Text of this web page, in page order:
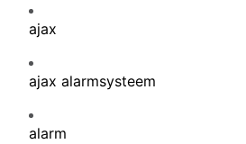
ajax
ajax alarmsysteem
alarm